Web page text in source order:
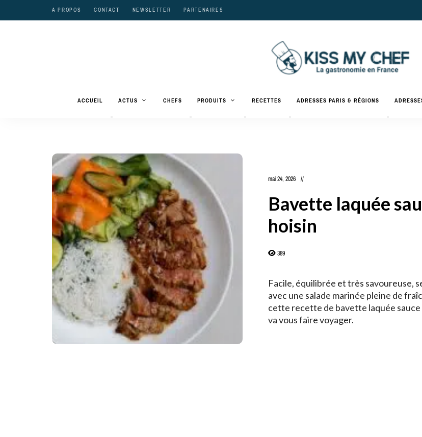
A PROPOS CONTACT NEWSLETTER PARTENAIRES
Kiss
gastronomiques
et
ACCUEIL ACTUS CHEFS PRODUITS RECETTES ADRESSES PARIS & RÉGIONS
mai 24, 2026
Bavette laquée
hoisin
389
Facile, équilibrée et très savoureuse,
avec une salade marinée pleine de
cette recette de bavette laquée sauce
va vous faire voyager.